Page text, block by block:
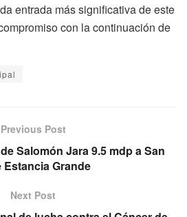
entrada más significativa de este
con la continuación de
Previous Post
Salomón Jara 9.5 mdp a San
Estancia Grande
Next Post